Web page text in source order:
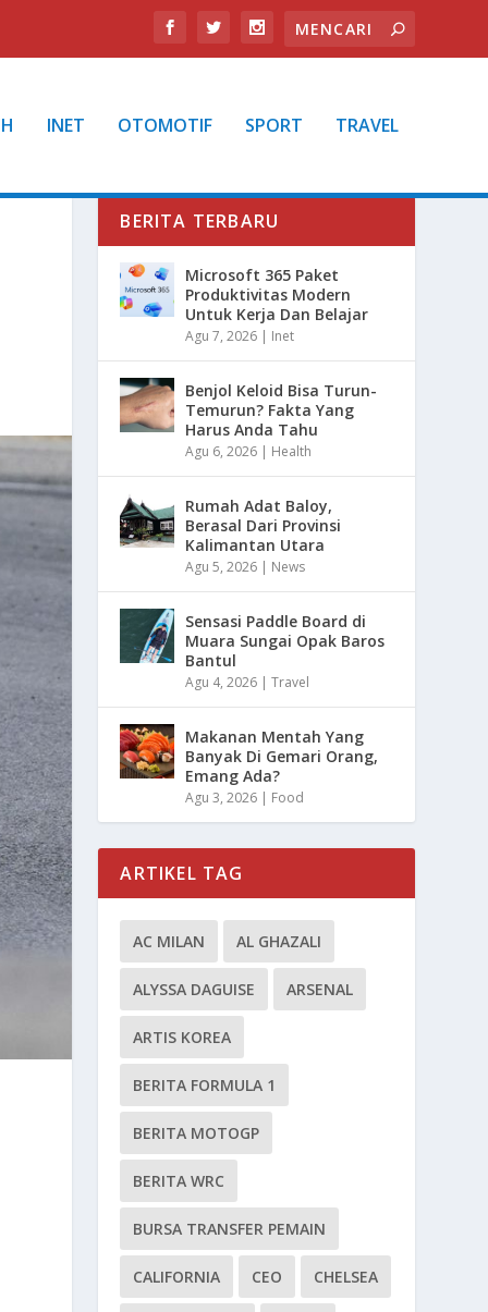
INET OTOMOTIF SPORT TRAVEL
BERITA TERBARU
Microsoft 365 Paket
Produktivitas Modern
Untuk Kerja Dan Belajar
Agu 7, 2026 | Inet
Benjol Keloid Bisa Turun-
Temurun? Fakta Yang
Harus Anda Tahu
Agu 6, 2026 | Health
Rumah Adat Baloy,
Berasal Dari Provinsi
Kalimantan Utara
Agu 5, 2026 | News
Sensasi Paddle Board di
Muara Sungai Opak Baros
Bantul
Agu 4, 2026 |Travel
Makanan Mentah Yang
Banyak Di Gemari Orang,
Emang Ada?
Agu 3, 2026 | Food
ARTIKEL TAG
AC MILAN AL GHAZALI
ALYSSA DAGUISE ARSENAL
ARTIS KOREA
BERITA FORMULA 1
BERITA MOTOGP
BERITA WRC
BURSA TRANSFER PEMAIN
CALIFORNIA CEO CHELSEA